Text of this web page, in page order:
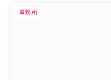
事務所